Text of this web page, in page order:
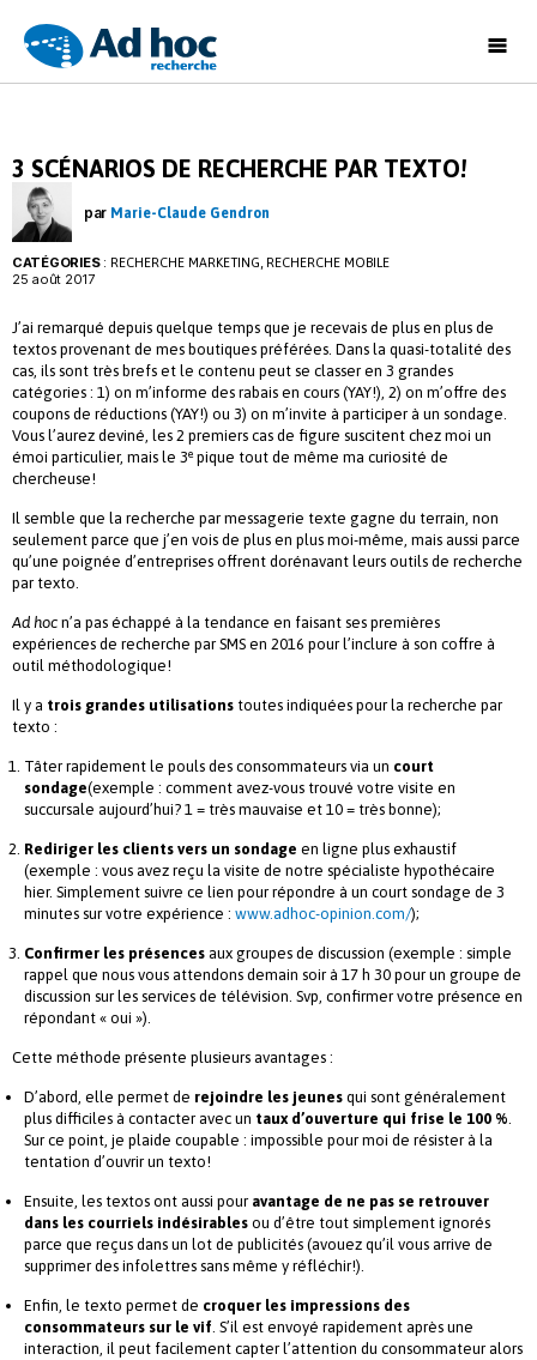
Ad
3 SCÉNARIOS DE RECHERCHE PAR TEXTO!
par Marie-Claude Gendron
CATÉGORIES: RECHERCHE MARKETING, RECHERCHE MOBILE
25 août 2017
J’ai remarqué depuis quelque temps que je recevais de plus en plus de
textos provenant de mes boutiques préférées. Dans la quasi-totalité des
cas, ils sont très brefs et le contenu peut se classer en 3 grandes
catégories : 1) on m’informe des rabais en cours (YAY!), 2) on m’offre des
coupons de réductions (YAY!) ou 3) on m’invite à participer à un sondage.
Vous l’aurez deviné, les 2 premiers cas de figure suscitent chez moi un
émoi particulier, mais le 3e pique tout de même ma curiosité de
chercheuse!
Il semble que la recherche par messagerie texte gagne du terrain, non
seulement parce que j’en vois de plus en plus moi-même, mais aussi parce
qu’une poignée d’entreprises offrent dorénavant leurs outils de recherche
par texto.
Ad hoc n’a pas échappé à la tendance en faisant ses premières
expériences de recherche par SMS en 2016 pour l’inclure à son coffre à
outil méthodologique!
Il y a trois grandes utilisations toutes indiquées pour la recherche par
texto :
Tâter rapidement le pouls des consommateurs via un court
sondage(exemple : comment avez-vous trouvé votre visite en
succursale aujourd’hui? 1 = très mauvaise et 10 = très bonne);
Rediriger les clients vers un sondage en ligne plus exhaustif
(exemple : vous avez reçu la visite de notre spécialiste hypothécaire
hier. Simplement suivre ce lien pour répondre à un court sondage de 3
minutes sur votre expérience : www.adhoc-opinion.com/);
Confirmer les présences aux groupes de discussion (exemple : simple
rappel que nous vous attendons demain soir à 17 h 30 pour un groupe de
discussion sur les services de télévision. Svp, confirmer votre présence en
répondant « oui »).
Cette méthode présente plusieurs avantages :
D’abord, elle permet de rejoindre les jeunes qui sont généralement
plus difficiles à contacter avec un taux d’ouverture qui frise le 100 %.
Sur ce point, je plaide coupable : impossible pour moi de résister à la
tentation d’ouvrir un texto!
Ensuite, les textos ont aussi pour avantage de ne pas se retrouver
dans les courriels indésirables ou d’être tout simplement ignorés
parce que reçus dans un lot de publicités (avouez qu’il vous arrive de
supprimer des infolettres sans même y réfléchir!).
Enfin, le texto permet de croquer les impressions des
consommateurs sur le vif. S’il est envoyé rapidement après une
interaction, il peut facilement capter l’attention du consommateur alors